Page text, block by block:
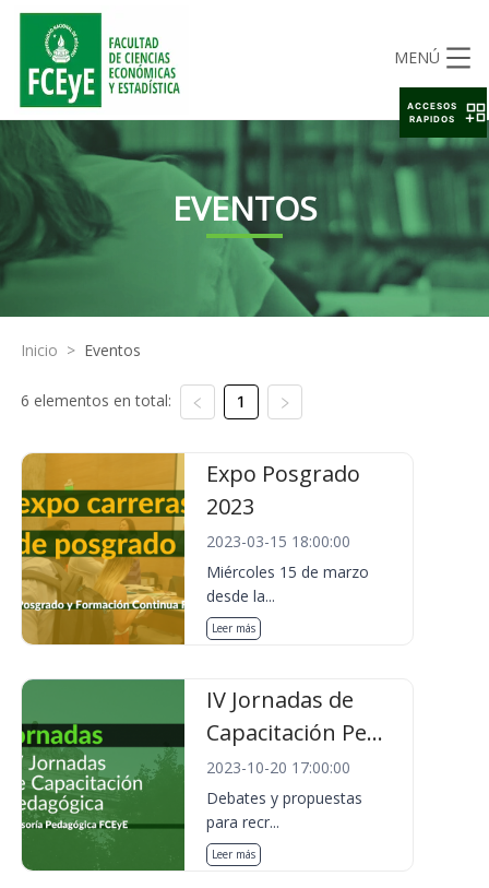
MENÚ
EVENTOS
Inicio > Eventos
6 elementos en total: 1
Expo Posgrado
2023
2023-03-15 18:00:00
Miércoles 15 de marzo
desde la...
Leer más
IV Jornadas de
Capacitación Pe...
2023-10-20 17:00:00
Debates y propuestas
para recr...
Leer más
ACCESOS
RAPIDOS